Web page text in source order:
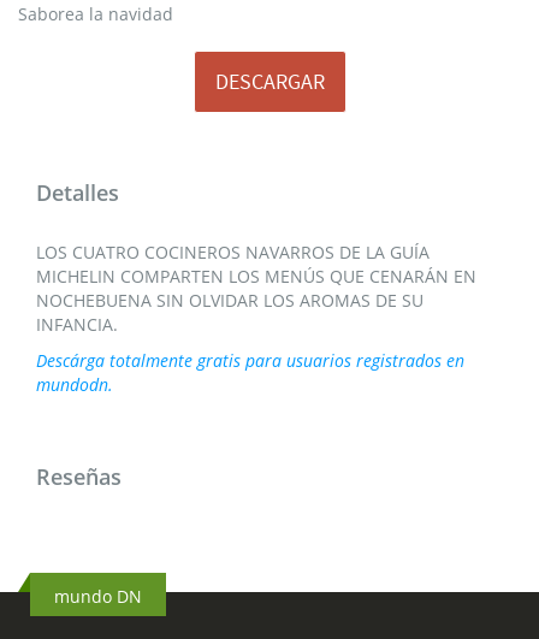
suplemento
Saborea la navidad
DESCARGAR
Detalles
LOS CUATRO COCINEROS NAVARROS DE LA GUÍA
MICHELIN COMPARTEN LOS MENÚS QUE CENARÁN EN
NOCHEBUENA SIN OLVIDAR LOS AROMAS DE SU
INFANCIA.
Descárga totalmente gratis para usuarios registrados en
mundodn.
Reseñas
mundo DN